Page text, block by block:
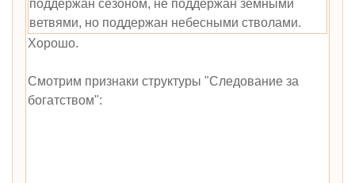
поддержан сезоном, не поддержан земными
ветвями, но поддержан небесными стволами.
Хорошо.
Смотрим признаки структуры "Следование за
богатством":